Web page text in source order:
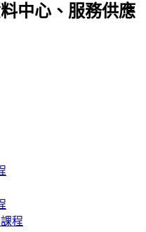
中心、服務供應
程